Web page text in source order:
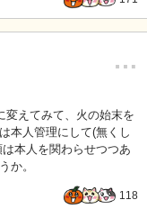
…
変えてみて、火の始末を
本人管理にして(無くし
本人を関わらせつつあ
か。
118